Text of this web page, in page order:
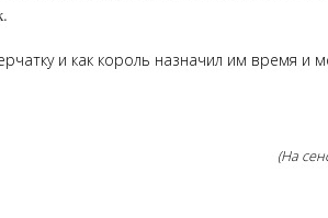
и как король назначил им время и
(На